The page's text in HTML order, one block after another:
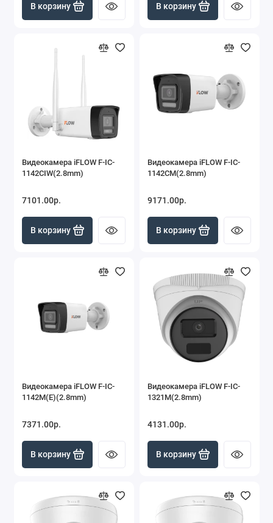
В корзину В корзину
Видеокамера iFLOW F-IC-
1142CIW(2.8mm)
7101.00р.
В корзину
Видеокамера iFLOW F-IC-
1142CM(2.8mm)
9171.00р.
В корзину
Видеокамера iFLOW F-IC-
1142M(E)(2.8mm)
7371.00р.
В корзину
Видеокамера iFLOW F-IC-
1321M(2.8mm)
4131.00р.
В корзину